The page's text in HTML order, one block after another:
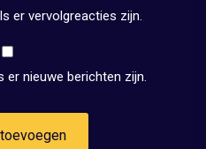
er vervolgreacties zijn.
er nieuwe berichten zijn.